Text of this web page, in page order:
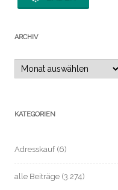
ARCHIV
Archiv
KATEGORIEN
Adresskauf(6)
alle Beiträge (3.274)